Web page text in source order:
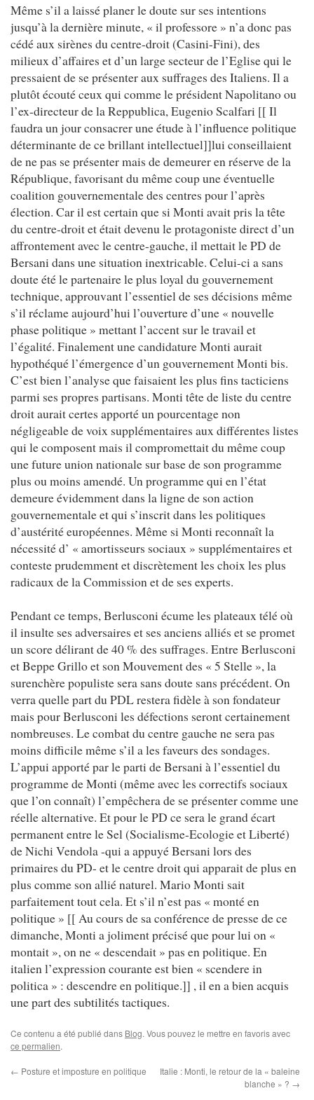
Même s’il a laissé planer le doute sur ses intentions
jusqu’à la dernière minute, « il professore » n’a donc pas
cédé aux sirènes du centre-droit (Casini-Fini), des
milieux d’affaires et d’un large secteur de l’Eglise qui le
pressaient de se présenter aux suffrages des Italiens. Il a
plutôt écouté ceux qui comme le président Napolitano ou
l’ex-directeur de la Reppublica, Eugenio Scalfari [[ Il
faudra un jour consacrer une étude à l’influence politique
déterminante de ce brillant intellectuel]]lui conseillaient
de ne pas se présenter mais de demeurer en réserve de la
République, favorisant du même coup une éventuelle
coalition gouvernementale des centres pour l’après
élection. Car il est certain que si Monti avait pris la tête
du centre-droit et était devenu le protagoniste direct d’un
affrontement avec le centre-gauche, il mettait le PD de
Bersani dans une situation inextricable. Celui-ci a sans
doute été le partenaire le plus loyal du gouvernement
technique, approuvant l’essentiel de ses décisions même
s’il réclame aujourd’hui l’ouverture d’une « nouvelle
phase politique » mettant l’accent sur le travail et
l’égalité. Finalement une candidature Monti aurait
hypothéqué l’émergence d’un gouvernement Monti bis.
C’est bien l’analyse que faisaient les plus fins tacticiens
parmi ses propres partisans. Monti tête de liste du centre
droit aurait certes apporté un pourcentage non
négligeable de voix supplémentaires aux différentes listes
qui le composent mais il compromettait du même coup
une future union nationale sur base de son programme
plus ou moins amendé. Un programme qui en l’état
demeure évidemment dans la ligne de son action
gouvernementale et qui s’inscrit dans les politiques
d’austérité européennes. Même si Monti reconnaît la
nécessité d’ « amortisseurs sociaux » supplémentaires et
conteste prudemment et discrètement les choix les plus
radicaux de la Commission et de ses experts.
Pendant ce temps, Berlusconi écume les plateaux télé où
il insulte ses adversaires et ses anciens alliés et se promet
un score délirant de 40 % des suffrages. Entre Berlusconi
et Beppe Grillo et son Mouvement des « 5 Stelle », la
surenchère populiste sera sans doute sans précédent. On
verra quelle part du PDL restera fidèle à son fondateur
mais pour Berlusconi les défections seront certainement
nombreuses. Le combat du centre gauche ne sera pas
moins difficile même s’il a les faveurs des sondages.
L’appui apporté par le parti de Bersani à l’essentiel du
programme de Monti (même avec les correctifs sociaux
que l’on connaît) l’empêchera de se présenter comme une
réelle alternative. Et pour le PD ce sera le grand écart
permanent entre le Sel (Socialisme-Ecologie et Liberté)
de Nichi Vendola -qui a appuyé Bersani lors des
primaires du PD- et le centre droit qui apparait de plus en
plus comme son allié naturel. Mario Monti sait
parfaitement tout cela. Et s’il n’est pas « monté en
politique » [[ Au cours de sa conférence de presse de ce
dimanche, Monti a joliment précisé que pour lui on «
montait », on ne « descendait » pas en politique. En
italien l’expression courante est bien « scendere in
politica » : descendre en politique.]] , il en a bien acquis
une part des subtilités tactiques.
Ce contenu a été publié dans Blog. Vous pouvez le mettre en favoris avec
ce permalien.
← Posture et imposture en politique
Italie : Monti, le retour de la « baleine
blanche » ? →